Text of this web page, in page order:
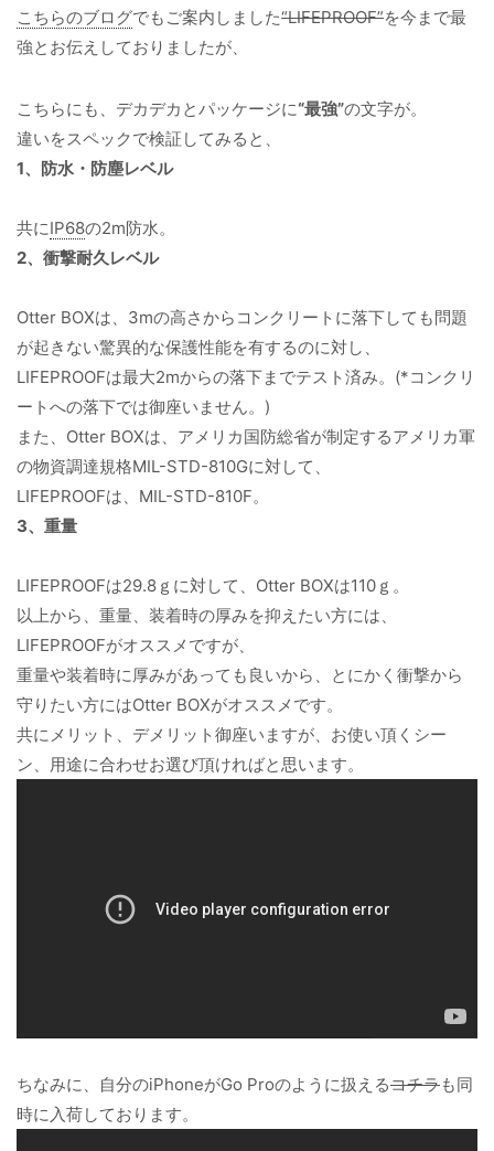
こちらのブログでもご案内しました“LIFEPROOF”を今まで最
強とお伝えしておりましたが、
こちらにも、デカデカとパッケージに“最強”の文字が。
違いをスペックで検証してみると、
1、防水・防塵レベル
共にIP68の2m防水。
2、衝撃耐久レベル
Otter BOXは、3mの高さからコンクリートに落下しても問題
が起きない驚異的な保護性能を有するのに対し、
LIFEPROOFは最大2mからの落下までテスト済み。(*コンクリ
ートへの落下では御座いません。)
また、Otter BOXは、アメリカ国防総省が制定するアメリカ軍
の物資調達規格MIL-STD-810Gに対して、
LIFEPROOFは、MIL-STD-810F。
3、重量
LIFEPROOFは29.8ｇに対して、Otter BOXは110ｇ。
以上から、重量、装着時の厚みを抑えたい方には、
LIFEPROOFがオススメですが、
重量や装着時に厚みがあっても良いから、とにかく衝撃から
守りたい方にはOtter BOXがオススメです。
共にメリット、デメリット御座いますが、お使い頂くシー
ン、用途に合わせお選び頂ければと思います。
ちなみに、自分のiPhoneがGo Proのように扱えるコチラも同
時に入荷しております。